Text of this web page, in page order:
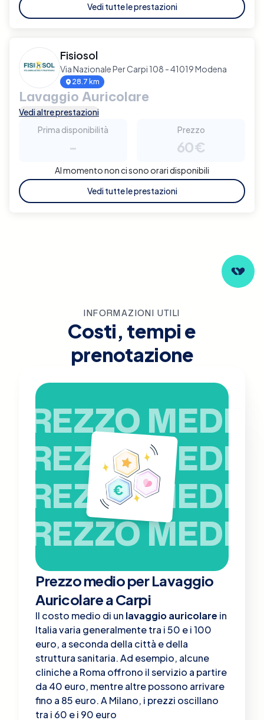
Vedi tutte le prestazioni
Fisiosol
Via Nazionale Per Carpi 108 - 41019 Modena
28.7 km
Lavaggio Auricolare
Vedi altre prestazioni
Prima disponibilità
-
Prezzo
60€
Al momento non ci sono orari disponibili
Vedi tutte le prestazioni
INFORMAZIONI UTILI
Costi, tempi e
prenotazione
PREZZO MEDIO
PREZZO MEDIO
PREZZO MEDIO
PREZZO MEDIO
Prezzo medio per Lavaggio
Auricolare a Carpi
Il costo medio di un lavaggio auricolare in
Italia varia generalmente tra i 50 e i 100
euro, a seconda della città e della
struttura sanitaria. Ad esempio, alcune
cliniche a Roma offrono il servizio a partire
da 40 euro, mentre altre possono arrivare
fino a 85 euro​. A Milano, i prezzi oscillano
tra i 60 e i 90 euro